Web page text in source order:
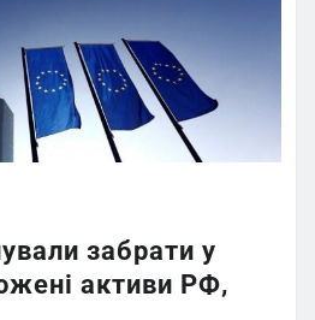
забрати у
активи РФ,